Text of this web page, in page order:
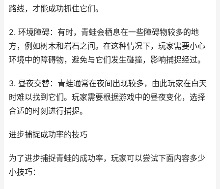
路线，才能成功抓住它们。
2. 环境障碍：有时，青蛙会栖息在一些障碍物较多的地
方，例如树木和岩石之间。在这种情况下，玩家需要小心
环境中的障碍物，避免与它们发生碰撞，影响捕捉经过。
3. 昼夜交替：青蛙通常在夜间出现较多，由此玩家在白天
时难以找到它们。玩家需要根据游戏中的昼夜变化，选择
合适的时刻进行捕捉。
进步捕捉成功率的技巧
为了进步捕捉青蛙的成功率，玩家可以尝试下面内容多少
小技巧：